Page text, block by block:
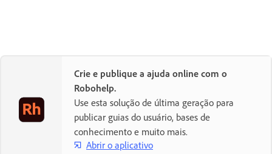
Crie e publique a ajuda online com o
Robohelp.
Use esta solução de última geração para
publicar guias do usuário, bases de
conhecimento e muito mais.
Abrir o aplicativo